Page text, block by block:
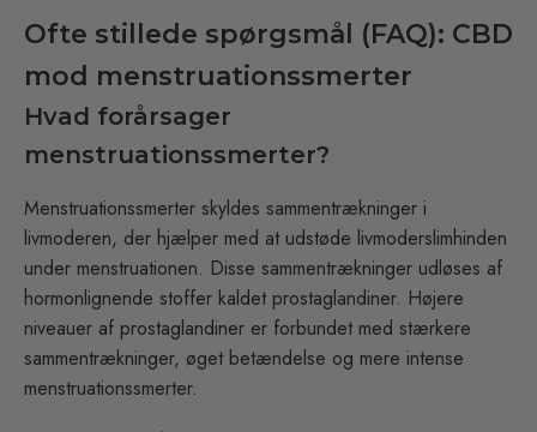
Ofte stillede spørgsmål (FAQ): CBD
mod menstruationssmerter
Hvad forårsager
menstruationssmerter?
Menstruationssmerter skyldes sammentrækninger i
livmoderen, der hjælper med at udstøde livmoderslimhinden
under menstruationen. Disse sammentrækninger udløses af
hormonlignende stoffer kaldet prostaglandiner. Højere
niveauer af prostaglandiner er forbundet med stærkere
sammentrækninger, øget betændelse og mere intense
menstruationssmerter.